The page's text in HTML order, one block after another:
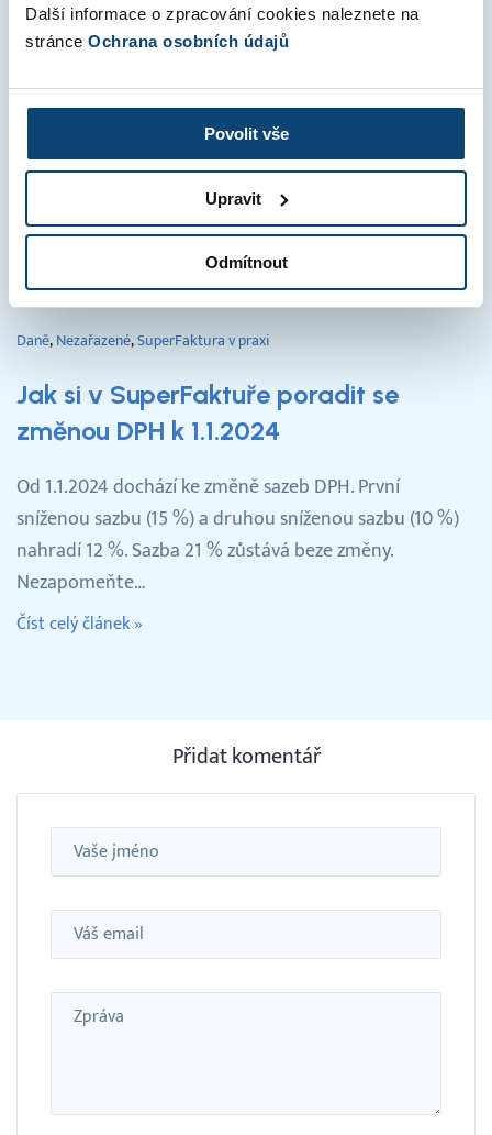
Další informace o zpracování cookies naleznete na
stránce Ochrana osobních údajů
Povolit vše
Upravit
Odmítnout
7 vychytávek, o kterých jste možná
neslyšeli (2. díl)
Zda už jste nový uživatel SuperFaktury nebo zaběhnutý
fakturant – myslíte si, že už ji znáte od hlavy až k patě?
Doufáme, že v SuperFaktuře vás ještě vždy…
Daně Nezařazené SuperFaktura v praxi
Jak si v SuperFaktuře poradit se
změnou DPH k 1.1.2024
Od 1.1.2024 dochází ke změně sazeb DPH. První
sníženou sazbu (15 %) a druhou sníženou sazbu (10 %)
nahradí 12 %. Sazba 21 % zůstává beze změny.
Nezapomeňte…
Číst celý článek »
Přidat komentář
Jméno
Email
Zpráva